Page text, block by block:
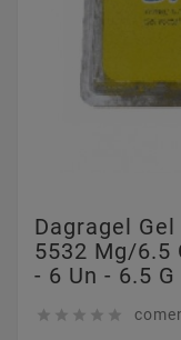
Dagragel Gel
5532 Mg/6.5
- 6 Un - 6.5 G
    